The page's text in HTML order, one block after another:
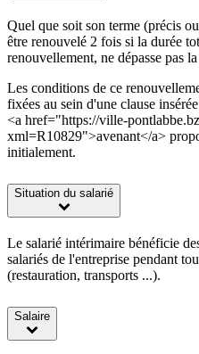
Quel que soit son terme (précis
être renouvelé 2 fois si la durée
renouvellement, ne dépasse pas
Les conditions de ce
fixées au sein d'une clause
<a href="https://ville-
xml=R10829">avenant</a>
initialement.
Situation du salarié
Le salarié intérimaire bénéficie
salariés de l'entreprise pendant
(restauration, transports ...).
Salaire